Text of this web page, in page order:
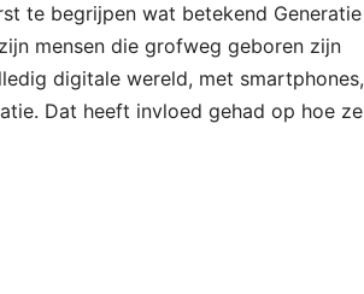
te begrijpen wat betekend Generatie
mensen die grofweg geboren zijn
digitale wereld, met smartphones,
Dat heeft invloed gehad op hoe ze